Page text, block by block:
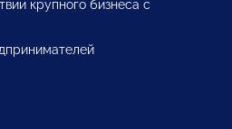
крупного бизнеса с